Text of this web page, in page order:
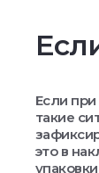
Если
такие
это в